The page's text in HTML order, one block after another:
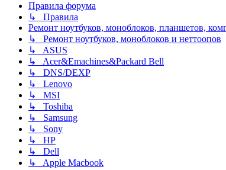
Правила форума
↳ Правила
Ремонт ноутбуков, моноблоков, планшетов,
↳ Ремонт ноутбуков, моноблоков и неттоопов
↳ ASUS
↳ Acer&Emachines&Packard Bell
↳ DNS/DEXP
↳ Lenovo
↳ MSI
↳ Toshiba
↳ Samsung
↳ Sony
↳ HP
↳ Dell
↳ Apple Macbook